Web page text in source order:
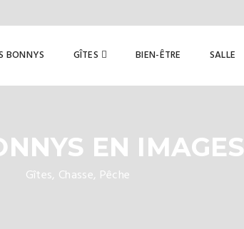
BONNYS GÎTES BIEN-ÊTRE SALLE
EN IMAGES
Gîtes, Chasse, Pêche